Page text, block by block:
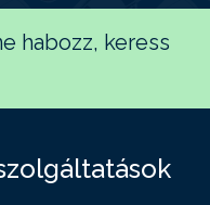
habozz, keress